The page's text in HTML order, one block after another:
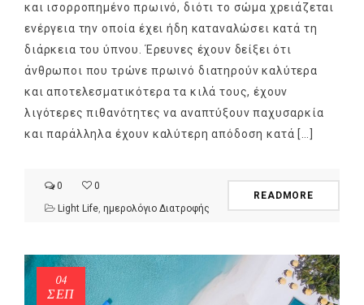
και ισορροπημένο πρωινό, διότι το σώμα χρειάζεται
ενέργεια την οποία έχει ήδη καταναλώσει κατά τη
διάρκεια του ύπνου. Έρευνες έχουν δείξει ότι
άνθρωποι που τρώνε πρωινό διατηρούν καλύτερα
και αποτελεσματικότερα τα κιλά τους, έχουν
λιγότερες πιθανότητες να αναπτύξουν παχυσαρκία
και παράλληλα έχουν καλύτερη απόδοση κατά […]
0
0
Light Life, ημερολόγιο Διατροφής
READMORE
04
ΣΕΠ